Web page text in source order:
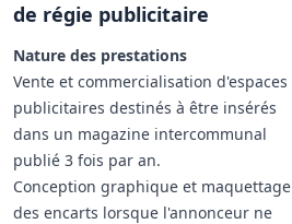
de régie publicitaire
Nature des prestations
Vente et commercialisation d'espaces
publicitaires destinés à être insérés
dans un magazine intercommunal
publié 3 fois par an.
Conception graphique et maquettage
des encarts lorsque l'annonceur ne